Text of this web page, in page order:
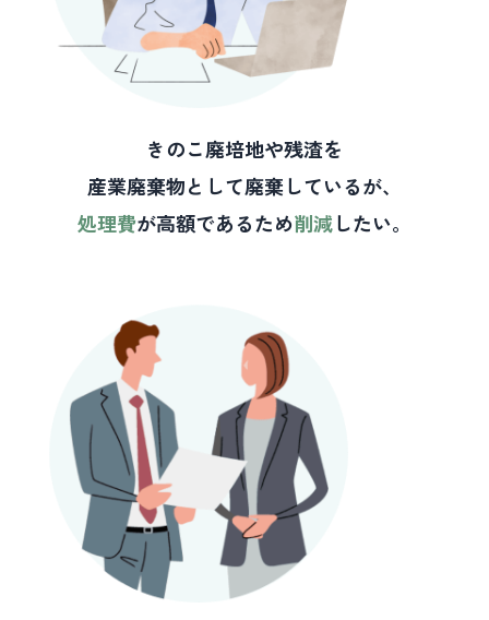
きのこ廃培地や残渣を
産業廃棄物として廃棄しているが、
処理費が高額であるため削減したい。